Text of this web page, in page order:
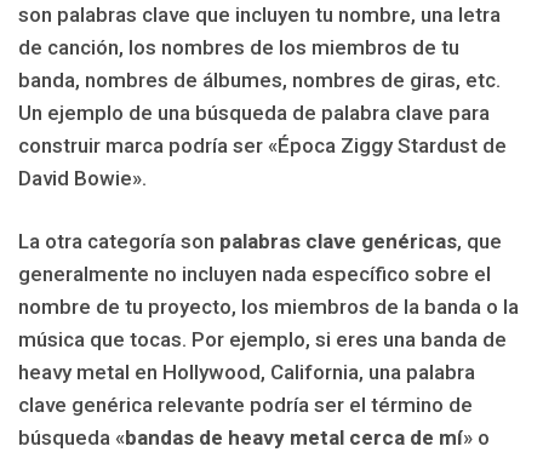
son palabras clave que incluyen tu nombre, una letra
de canción, los nombres de los miembros de tu
banda, nombres de álbumes, nombres de giras, etc.
Un ejemplo de una búsqueda de palabra clave para
construir marca podría ser «Época Ziggy Stardust de
David Bowie».
La otra categoría son palabras clave genéricas, que
generalmente no incluyen nada específico sobre el
nombre de tu proyecto, los miembros de la banda o la
música que tocas. Por ejemplo, si eres una banda de
heavy metal en Hollywood, California, una palabra
clave genérica relevante podría ser el término de
búsqueda «bandas de heavy metal cerca de mí» o